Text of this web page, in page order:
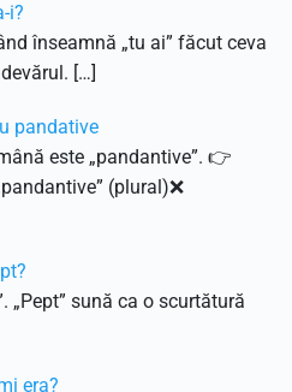
i?
înseamnă „tu ai” făcut ceva
[…]
pandative
este „pandantive”. 👉
(plural)❌
„Pept” sună ca o scurtătură
era?